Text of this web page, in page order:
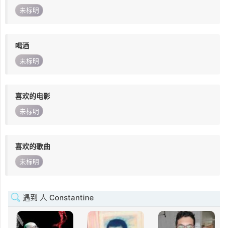
未标明
喝酒
未标明
喜欢的电影
未标明
喜欢的歌曲
未标明
遇到 人 Constantine